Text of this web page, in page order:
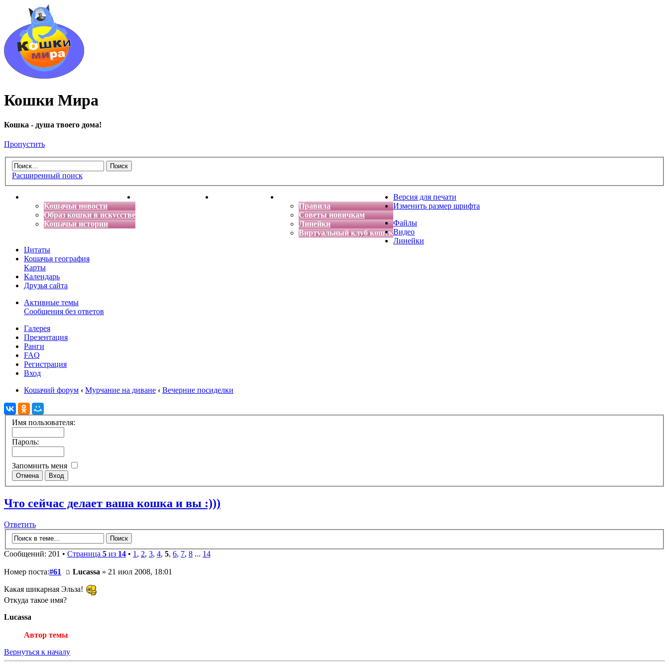
Кошки Мира
Кошка - душа твоего дома!
Пропустить
Расширенный поиск
Кошачьи новости
Образ кошки в искусстве
Кошачьи истории
Энциклопедия кошек Детская фантазия
Правила
Советы новичкам
Линейки
Виртуальный клуб кошек
Версия для печати
Изменить размер шрифта
Файлы
Видео
Линейки
Цитаты
Кошачья география
Карты
Календарь
Друзья сайта
Активные темы
Сообщения без ответов
Галерея
Презентация
Ранги
FAQ
Регистрация
Вход
Кошачий форум ‹ Мурчание на диване ‹ Вечерние посиделки
Имя пользователя:
Пароль:
Запомнить меня
Что сейчас делает ваша кошка и вы :)))
Ответить
Сообщений: 201 • Страница 5 из 14 • 1 , 2, 3, 4, 5, 6, 7, 8 ... 14
Номер поста:#61 Lucassa » 21 июл 2008, 18:01
Какая шикарная Эльза!
Откуда такое имя?
Lucassa
Автор темы
Вернуться к началу